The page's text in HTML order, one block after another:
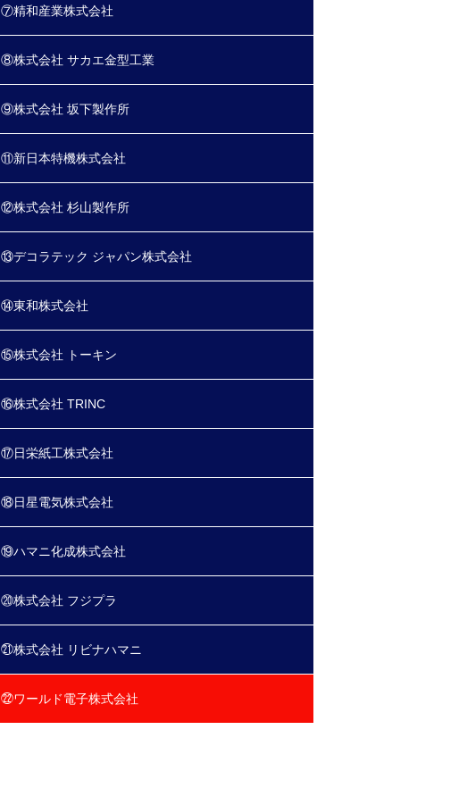
⑦精和産業株式会社
⑧株式会社 サカエ金型工業
⑨株式会社 坂下製作所
⑪新日本特機株式会社
⑫株式会社 杉山製作所
⑬デコラテック ジャパン株式会社
⑭東和株式会社
⑮株式会社 トーキン
⑯株式会社 TRINC
⑰日栄紙工株式会社
⑱日星電気株式会社
⑲ハマニ化成株式会社
⑳株式会社 フジプラ
㉑株式会社 リビナハマニ
㉒ワールド電子株式会社